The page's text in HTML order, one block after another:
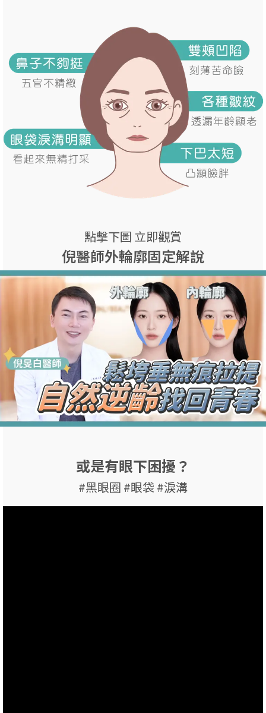
點擊下圖 立即觀賞
倪醫師外輪廓固定解說
或是有眼下困擾？
#黑眼圈 #眼袋 #淚溝